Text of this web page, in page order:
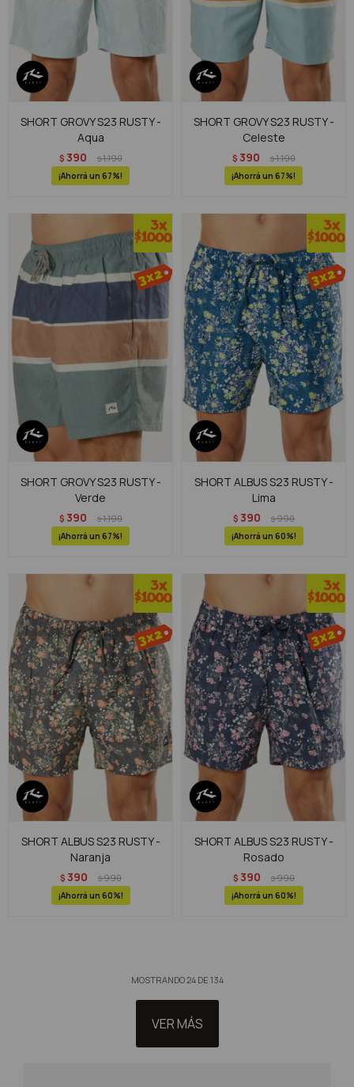
SHORT GROVY S23 RUSTY -
Aqua
$ 390 $1.190
67
SHORT GROVY S23 RUSTY -
Celeste
$ 390 $1.190
67
SHORT GROVY S23 RUSTY -
Verde
$ 390 $1.190
67
SHORT ALBUS S23 RUSTY -
Lima
$ 390 $990
60
SHORT ALBUS S23 RUSTY -
Naranja
$ 390 $990
60
SHORT ALBUS S23 RUSTY -
Rosado
$ 390 $990
60
MOSTRANDO24DE 134
VER MÁS